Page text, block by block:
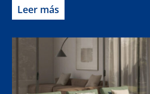
Leer más